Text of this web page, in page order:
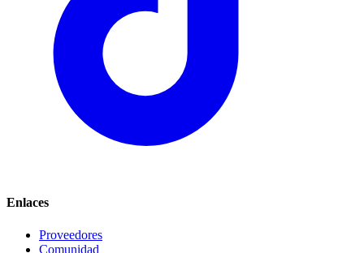
Enlaces
Proveedores
Comunidad